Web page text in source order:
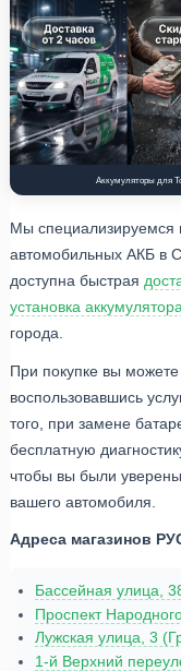
Аккумуляторы для
Мы специализируемся
автомобильных АКБ в
доступна быстрая
установка аккумулятора
города.
При покупке вы
воспользовавшись
того, при замене
бесплатную
чтобы вы были
вашего автомобиля.
Адреса магазинов
Бассейная улица,
Проспект
Лужская улица, 3
1-й Верхний